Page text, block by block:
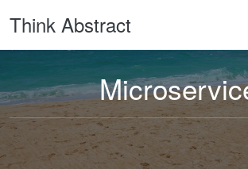
Think Abstract